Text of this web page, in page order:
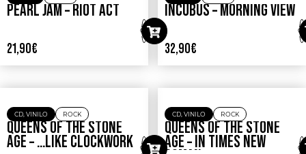
CD,VINILO OTROS
SEEDS – WILD GOD
14,90€-28,90€
CD,VINILO ROCK
SMASHING PUMPKINS –
AGHORI MHORI MEI
15,00€-28,90€
AGOTADO AGOTADO